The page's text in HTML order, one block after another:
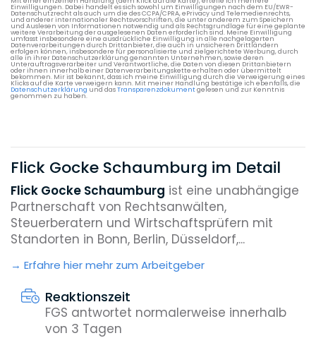
Einwilligungen. Dabei handelt es sich sowohl um Einwilligungen nach dem EU/EWR-
Datenschutzrecht als auch um die des CCPA/CPRA, ePrivacy und Telemedienrechts,
und anderer internationaler Rechtsvorschriften, die unter anderem zum Speichern
und Auslesen von Informationen notwendig und als Rechtsgrundlage für eine geplante
weitere Verarbeitung der ausgelesenen Daten erforderlich sind. Meine Einwilligung
umfasst insbesondere eine ausdrückliche Einwilligung in alle nachgelagerten
Datenverarbeitungen durch Drittanbieter, die auch in unsicheren Drittländern
erfolgen können, insbesondere für personalisierte und zielgerichtete Werbung, durch
alle in ihrer Datenschutzerklärung genannten Unternehmen, sowie deren
Unterauftragsverarbeiter und Verantwortliche, die Daten von diesen Drittanbietern
oder ihnen innerhalb einer Datenverarbeitungskette erhalten oder übermittelt
bekommen. Mir ist bekannt, dass ich meine Einwilligung durch die Verweigerung eines
Klicks auf die Karte verweigern kann. Mit meiner Handlung bestätige ich ebenfalls, die
Datenschutzerklärung und dasTransparenzdokumentgelesen und zur Kenntnis
genommen zu haben.
Flick Gocke Schaumburg im Detail
Flick Gocke Schaumburg ist eine unabhängige
Partnerschaft von Rechtsanwälten,
Steuerberatern und Wirtschaftsprüfern mit
Standorten in Bonn, Berlin, Düsseldorf,...
Erfahre hier mehr zum Arbeitgeber
Reaktionszeit
FGS antwortet normalerweise innerhalb
von 3 Tagen